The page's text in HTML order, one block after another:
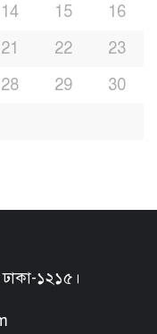
14 15
16
21 22
23
28 29
30
১২১৫।